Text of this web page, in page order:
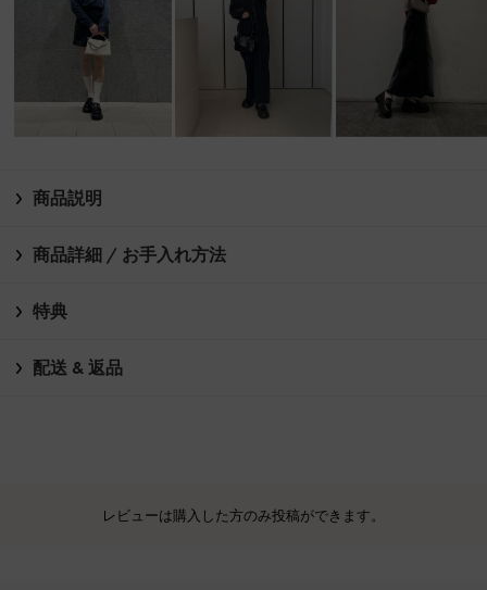
商品説明
商品詳細 / お手入れ方法
特典
配送 & 返品
レビューは購入した方のみ投稿ができます。